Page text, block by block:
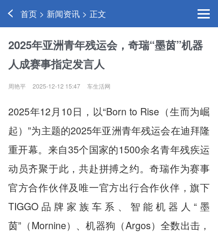
首页 > 新闻资讯 > 正文
2025年亚洲青年残运会，奇瑞“墨茵”机器
人成赛事指定发言人
周艳平 2025-12-12 15:47 车生活网
2025年12月10日，以“Born to Rise（生而为崛
起）”为主题的2025年亚洲青年残运会在迪拜隆
重开幕。来自35个国家的1500余名青年残疾运
动员齐聚于此，共赴拼搏之约。奇瑞作为赛事
官方合作伙伴及唯一官方出行合作伙伴，旗下
TIGGO品牌家族车系、智能机器人“墨
茵”（Mornine）、机器狗（Argos）全数出击，